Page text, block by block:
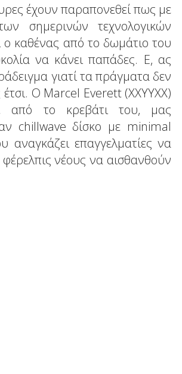
έχουν παραπονεθεί πως με
σημερινών τεχνολογικών
ο καθένας από το δωμάτιο του
να κάνει παπάδες. Ε, ας
γιατί τα πράγματα δεν
έτσι. Ο Marcel Everett (ΧΧΥΥΧΧ)
από το κρεβάτι του, μας
chillwave δίσκο με minimal
αναγκάζει επαγγελματίες να
νέους να αισθανθούν